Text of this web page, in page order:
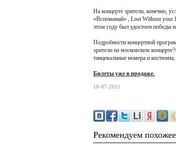
На концерте зрители, конечно,
«Вспоминай» , Lost Without your
этом году был удостоен победы
Подробности концертной
зрители на московском
танцевальные номера и костюмы,
Билеты уже в продаже.
18-07-2011
Рекомендуем